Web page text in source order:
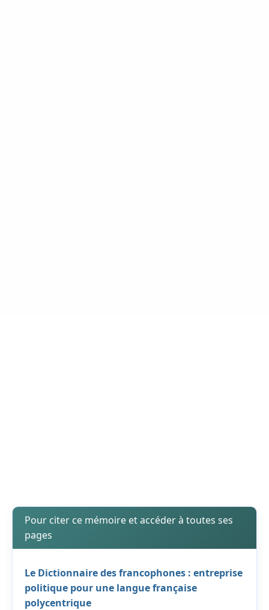
Pour citer ce mémoire et accéder à toutes ses
pages
Le Dictionnaire des francophones : entreprise
politique pour une langue française
polycentrique